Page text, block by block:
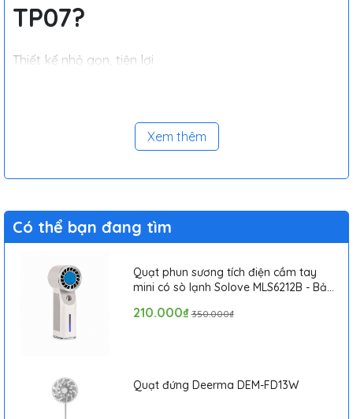
TP07?
Thiết kế nhỏ gọn, tiện lợi
Xem thêm
Có thể bạn đang tìm
Quạt phun sương tích điện cầm tay
mini có sò lạnh Solove MLS6212B - Bảo
210.000₫ 350.000₫
Quạt đứng Deerma DEM-FD13W